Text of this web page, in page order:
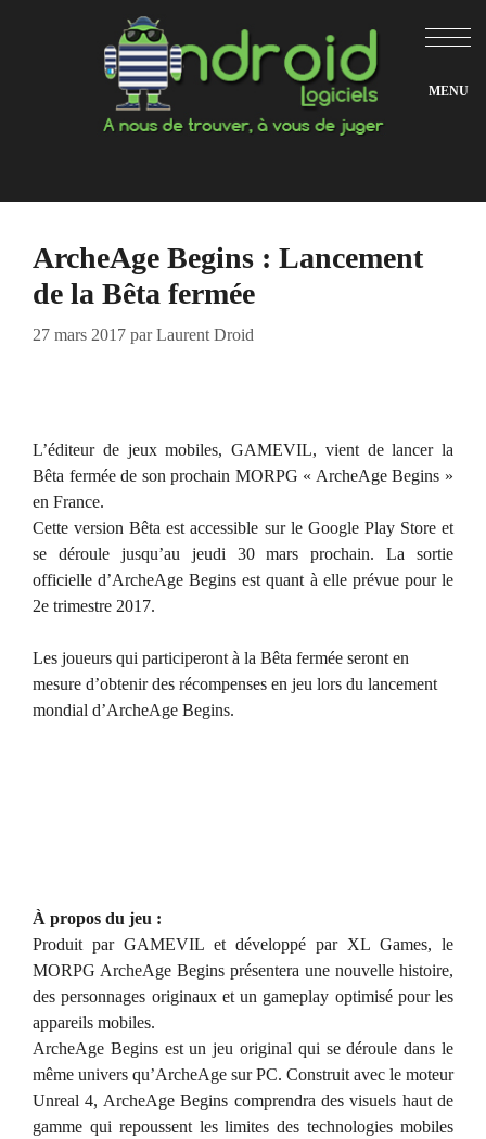
ArcheAge Begins : Lancement
de la Bêta fermée
27 mars 2017 parLaurent Droid
L’éditeur de jeux mobiles, GAMEVIL, vient de lancer la
Bêta fermée de son prochain MORPG « ArcheAge Begins »
en France.
Cette version Bêta est accessible sur le Google Play Store et
se déroule jusqu’au jeudi 30 mars prochain. La sortie
officielle d’ArcheAge Begins est quant à elle prévue pour le
2e trimestre 2017.
Les joueurs qui participeront à la Bêta fermée seront en
mesure d’obtenir des récompenses en jeu lors du lancement
mondial d’ArcheAge Begins.
À propos du jeu :
Produit par GAMEVIL et développé par XL Games, le
MORPG ArcheAge Begins présentera une nouvelle histoire,
des personnages originaux et un gameplay optimisé pour les
appareils mobiles.
ArcheAge Begins est un jeu original qui se déroule dans le
même univers qu’ArcheAge sur PC. Construit avec le moteur
Unreal 4, ArcheAge Begins comprendra des visuels haut de
gamme qui repoussent les limites des technologies mobiles